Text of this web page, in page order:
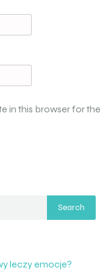
in this browser for the
Search
leczy emocje?